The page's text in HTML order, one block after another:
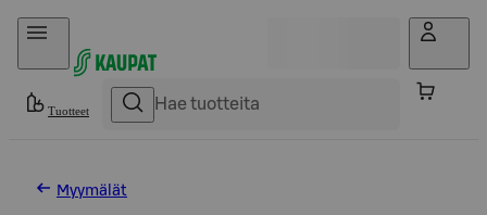
Hyppää sisältöön
Tuotteet
Myymälät